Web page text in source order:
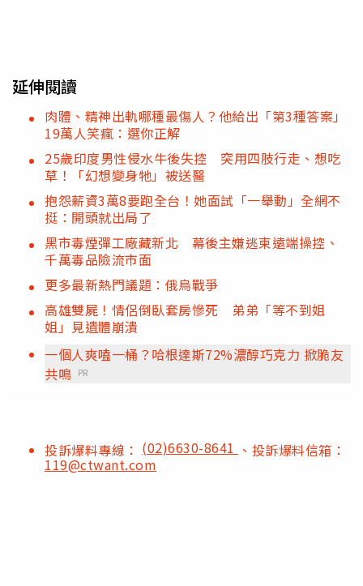
延伸閱讀
肉體、精神出軌哪種最傷人？他給出「第3種答案」
19萬人笑瘋：選你正解
25歲印度男性侵水牛後失控 突用四肢行走、想吃
草！「幻想變身牠」被送醫
抱怨薪資3萬8要跑全台！她面試「一舉動」全網不
挺：開頭就出局了
黑市毒煙彈工廠藏新北 幕後主嫌逃柬遠端操控、
千萬毒品險流市面
更多最新熱門議題：俄烏戰爭
高雄雙屍！情侶倒臥套房慘死 弟弟「等不到姐
姐」見遺體崩潰
一個人爽嗑一桶？哈根達斯72%濃醇巧克力 掀脆友
共鳴 PR
投訴爆料專線： (02)6630-8641 、投訴爆料信箱：
119@ctwant.com